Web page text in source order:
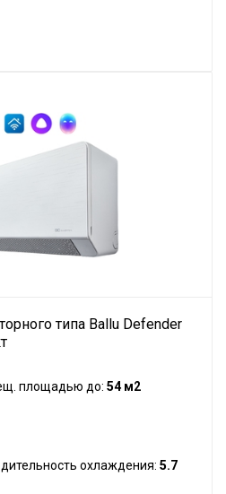
типа Ballu Defender
площадью до: 54 м2
охлаждения: 5.7